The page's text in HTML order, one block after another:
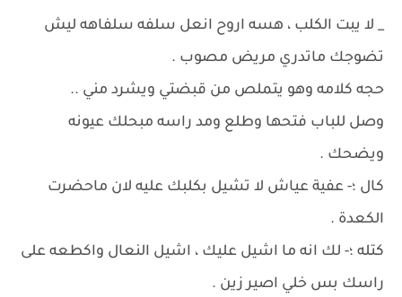
_ لا يبت الكلب ، هسه اروح انعل سلفه سلفاهه ليش
تضوجك ماتدري مريض مصوب .
حجه كلامه وهو يتملص من قبضتي ويشرد مني ..
وصل للباب فتحها وطلع ومد راسه مبحلك عيونه
ويضحك .
كال ؛- عفية عياش لا تشيل بكلبك عليه لان ماحضرت
الكعدة .
كتله ؛- لك انه ما اشيل عليك ، اشيل النعال واكطعه على
راسك بس خلي اصير زين .